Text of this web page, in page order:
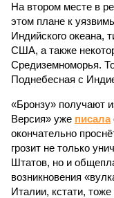
На втором месте в
этом плане к
Индийского океана,
США, а также
Средиземноморья.
Поднебесная с
«Бронзу» получают
Версия» уже писала
окончательно
грозит не только
Штатов, но и
возникновения
Италии, кстати,